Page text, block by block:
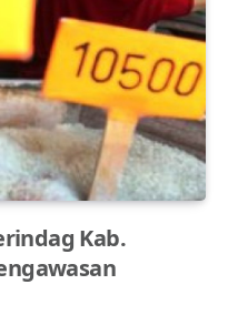
Kab.